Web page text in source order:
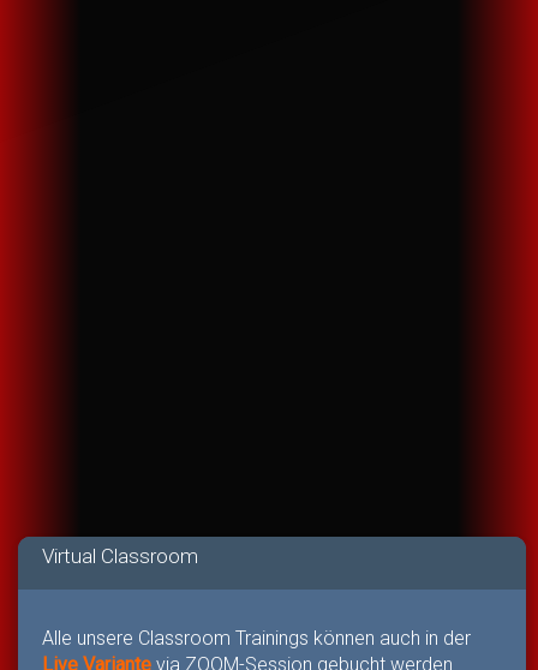
Virtual Classroom
Alle unsere Classroom Trainings können auch in der
Live Variante via ZOOM-Session gebucht werden.